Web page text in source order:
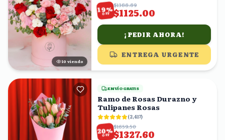
11 viendo
19%
OFF
$1388.89
$1125.00
¡PEDIR AHORA!
ENTREGA URGENTE
ENVÍO GRATIS
Ramo de Rosas Durazno y
Tulipanes Rosas
(2,417)
20%
OFF
$1659.50
$1327.60